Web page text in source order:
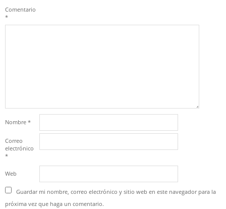
Comentario
*
Nombre *
Correo
electrónico
*
Web
Guardar mi nombre, correo electrónico y sitio web en este navegador para la
próxima vez que haga un comentario.